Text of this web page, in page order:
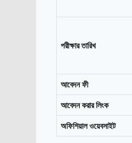
পরীক্ষার তারিখ
আবেদন ফী
আবেদন করার লিংক
অফিশিয়াল ওয়েবসাইট